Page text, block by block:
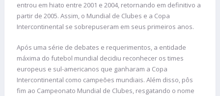
entrou em hiato entre 2001 e 2004, retornando em definitivo a
partir de 2005. Assim, o Mundial de Clubes e a Copa
Intercontinental se sobrepuseram em seus primeiros anos.
Após uma série de debates e requerimentos, a entidade
máxima do futebol mundial decidiu reconhecer os times
europeus e sul-americanos que ganharam a Copa
Intercontinental como campeões mundiais. Além disso, pôs
fim ao Campeonato Mundial de Clubes, resgatando o nome